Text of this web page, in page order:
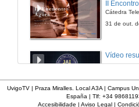
31 de out.
Vídeo
UvigoTV | Praza Miralles. Local A3A | Campus
España | Tlf: +34
Accesibilidade | Aviso Legal|